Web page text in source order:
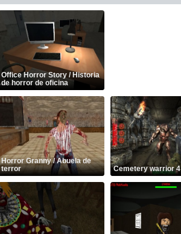
Office Horror Story / Historia
de horror de oficina
Horror Granny / Abuela de
terror
Cemetery warrior 4